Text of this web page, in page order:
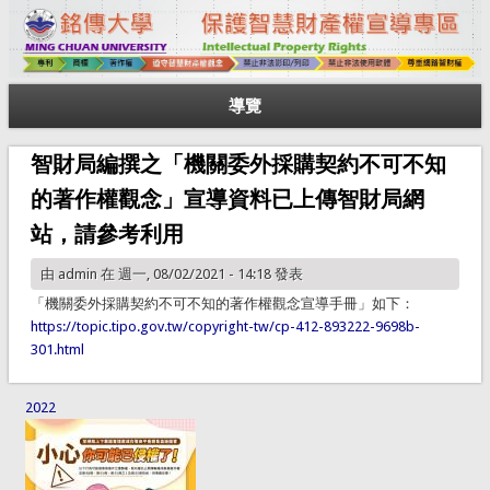
導覽
智財局編撰之「機關委外採購契約不可不知
的著作權觀念」宣導資料已上傳智財局網
站，請參考利用
由 admin在 週一, 08/02/2021 - 14:18 發表
「機關委外採購契約不可不知的著作權觀念宣導手冊」如下：
https://topic.tipo.gov.tw/copyright-tw/cp-412-893222-9698b-
301.html
2022